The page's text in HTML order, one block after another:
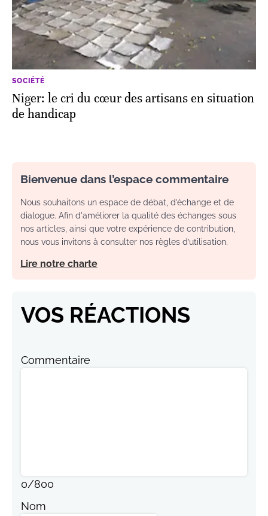
SOCIÉTÉ
Niger: le cri du cœur des artisans en situation
de handicap
Bienvenue dans l’espace commentaire
Nous souhaitons un espace de débat, d’échange et de
dialogue. Afin d'améliorer la qualité des échanges sous
nos articles, ainsi que votre expérience de contribution,
nous vous invitons à consulter nos règles d’utilisation.
Lire notre charte
VOS RÉACTIONS
Commentaire
0/800
Nom